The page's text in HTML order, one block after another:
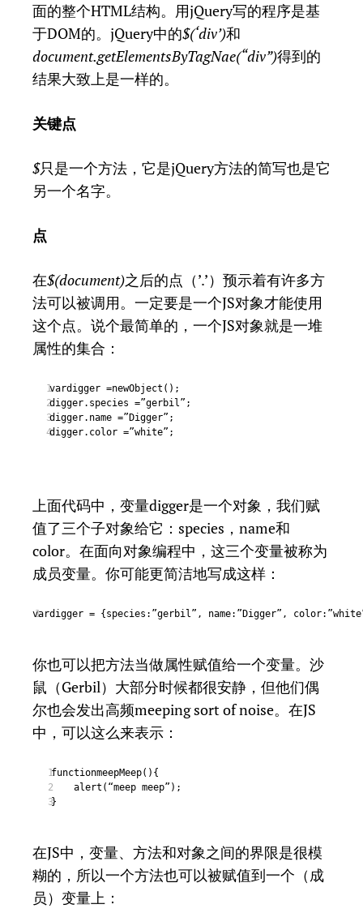
面的整个HTML结构。用jQuery写的程序是基
于DOM的。jQuery中的$(‘div’)和
document.getElementsByTagNae(“div”)得到的
结果大致上是一样的。
关键点
$只是一个方法，它是jQuery方法的简写也是它
另一个名字。
点
在$(document)之后的点（’.’）预示着有许多方
法可以被调用。一定要是一个JS对象才能使用
这个点。说个最简单的，一个JS对象就是一堆
属性的集合：
1
2
3
4
vardigger =newObject();
digger.species =”gerbil”;
digger.name =”Digger”;
digger.color =”white”;
上面代码中，变量digger是一个对象，我们赋
值了三个子对象给它：species，name和
color。在面向对象编程中，这三个变量被称为
成员变量。你可能更简洁地写成这样：
1
vardigger = {species:”gerbil”, name:”Digger”,
你也可以把方法当做属性赋值给一个变量。沙
鼠（Gerbil）大部分时候都很安静，但他们偶
尔也会发出高频meeping sort of noise。在JS
中，可以这么来表示：
1
2
3
functionmeepMeep(){
alert(“meep meep”);
}
在JS中，变量、方法和对象之间的界限是很模
糊的，所以一个方法也可以被赋值到一个（成
员）变量上：